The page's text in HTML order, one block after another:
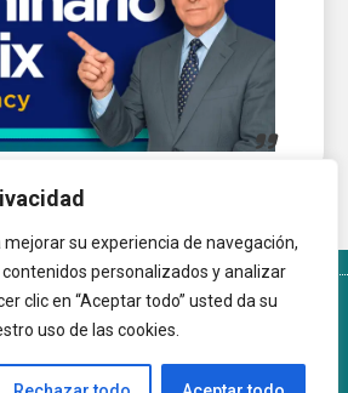
su experiencia de navegación,
personalizados y analizar
clic en “Aceptar todo” usted da su
uso de las cookies.
Política de Cookies